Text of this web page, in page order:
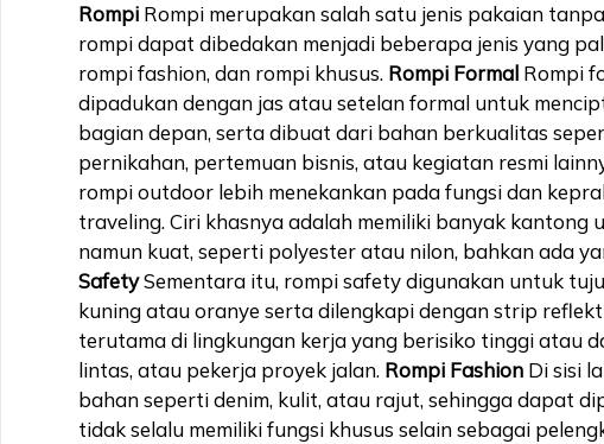
Rompi Rompi merupakan salah satu jenis pakaian
rompi dapat dibedakan menjadi beberapa jenis yang
rompi fashion, dan rompi khusus. Rompi Formal Rompi
dipadukan dengan jas atau setelan formal untuk
bagian depan, serta dibuat dari bahan berkualitas
pernikahan, pertemuan bisnis, atau kegiatan resmi
rompi outdoor lebih menekankan pada fungsi dan
traveling. Ciri khasnya adalah memiliki banyak
namun kuat, seperti polyester atau nilon, bahkan ada
SafetySementara itu, rompi safety digunakan untuk
kuning atau oranye serta dilengkapi dengan strip
terutama di lingkungan kerja yang berisiko tinggi atau
lintas, atau pekerja proyek jalan. Rompi Fashion Di sisi
bahan seperti denim, kulit, atau rajut, sehingga dapat
tidak selalu memiliki fungsi khusus selain sebagai